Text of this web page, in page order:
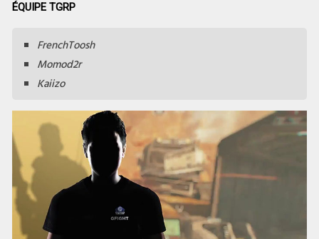
ÉQUIPE TGRP
FrenchToosh
Momod2r
Kaiizo